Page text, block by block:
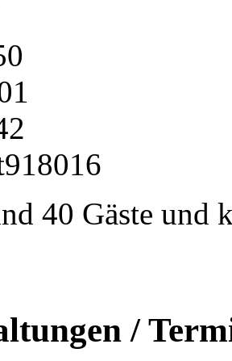
918016
40 Gäste und
/